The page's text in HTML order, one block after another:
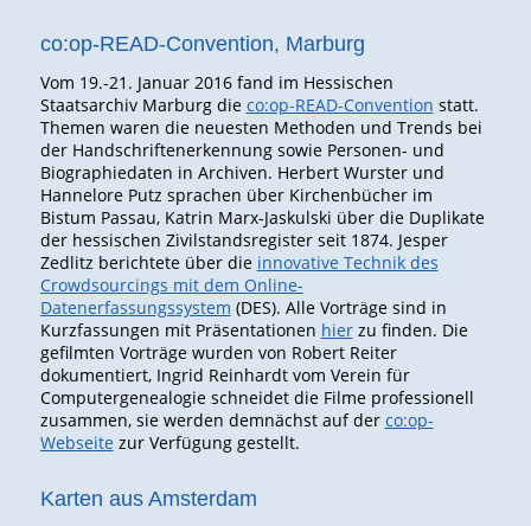
co:op-READ-Convention, Marburg
Vom 19.-21. Januar 2016 fand im Hessischen
Staatsarchiv Marburg die co:op-READ-Convention statt.
Themen waren die neuesten Methoden und Trends bei
der Handschriftenerkennung sowie Personen- und
Biographiedaten in Archiven. Herbert Wurster und
Hannelore Putz sprachen über Kirchenbücher im
Bistum Passau, Katrin Marx-Jaskulski über die Duplikate
der hessischen Zivilstandsregister seit 1874. Jesper
Zedlitz berichtete über die innovative Technik des
Crowdsourcings mit dem Online-
Datenerfassungssystem (DES). Alle Vorträge sind in
Kurzfassungen mit Präsentationen hierzu finden. Die
gefilmten Vorträge wurden von Robert Reiter
dokumentiert, Ingrid Reinhardt vom Verein für
Computergenealogie schneidet die Filme professionell
zusammen, sie werden demnächst auf der co:op-
Webseite zur Verfügung gestellt.
Karten aus Amsterdam